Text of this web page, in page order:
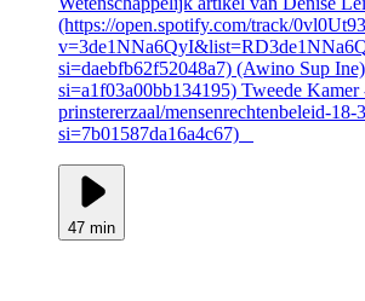
(https://open.spotify.com/track/
si=daebfb62f52048a7) (Awino Sup
si=a1f03a00bb134195) Tweede
prinstererzaal/mensenrechtenbeleid-
si=7b01587da16a4c67)
47 min